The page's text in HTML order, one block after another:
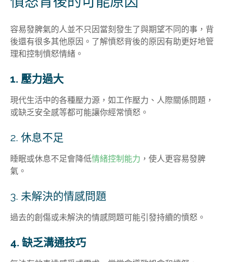
容易發脾氣的人並不只因當刻發生了與期望不同的事，背
後還有很多其他原因。了解憤怒背後的原因有助更好地管
理和控制憤怒情緒。
1. 壓力過大
現代生活中的各種壓力源，如工作壓力、人際關係問題，
或缺乏安全感等都可能讓你經常憤怒。
2. 休息不足
睡眠或休息不足會降低情緒控制能力 ，使人更容易發脾
氣。
3. 未解決的情感問題
過去的創傷或未解決的情感問題可能引發持續的憤怒。
4. 缺乏溝通技巧